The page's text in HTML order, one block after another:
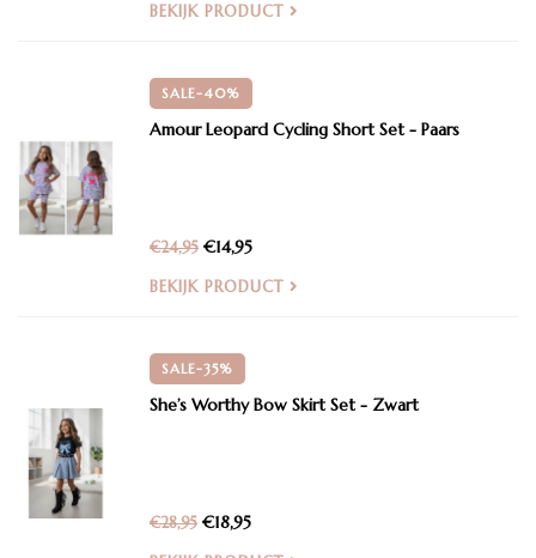
BEKIJK PRODUCT
SALE-40%
Amour Leopard Cycling Short Set - Paars
€24,95 €14,95
BEKIJK PRODUCT
SALE-35%
She’s Worthy Bow Skirt Set - Zwart
€28,95 €18,95